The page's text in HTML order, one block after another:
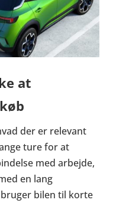
at
der er relevant
ture for at
med arbejde,
en lang
bilen til korte